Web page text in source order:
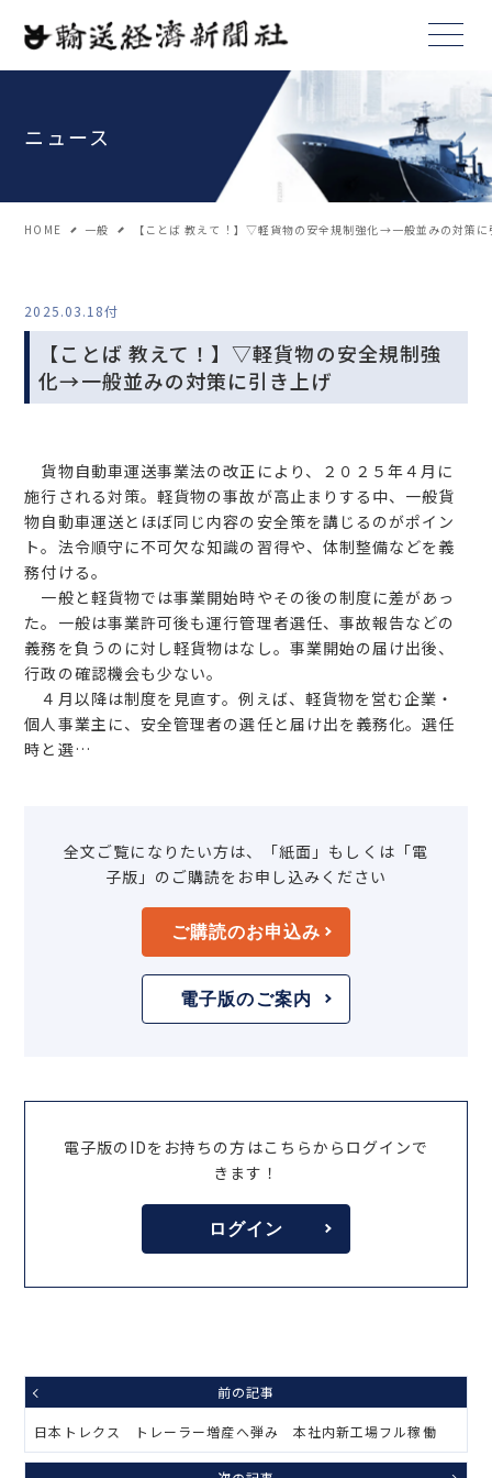
ニュース
HOME 一般 【ことば 教えて！】▽軽貨物の安全規制強化→一般並みの対策
2025.03.18付
【ことば 教えて！】▽軽貨物の安全規制強
化→一般並みの対策に引き上げ
貨物自動車運送事業法の改正により、２０２５年４月に
施行される対策。軽貨物の事故が高止まりする中、一般貨
物自動車運送とほぼ同じ内容の安全策を講じるのがポイン
ト。法令順守に不可欠な知識の習得や、体制整備などを義
務付ける。
一般と軽貨物では事業開始時やその後の制度に差があっ
た。一般は事業許可後も運行管理者選任、事故報告などの
義務を負うのに対し軽貨物はなし。事業開始の届け出後、
行政の確認機会も少ない。
４月以降は制度を見直す。例えば、軽貨物を営む企業・
個人事業主に、安全管理者の選任と届け出を義務化。選任
時と選…
全文ご覧になりたい方は、「紙面」もしくは「電
子版」のご購読をお申し込みください
ご購読のお申込み
電子版のご案内
電子版のIDをお持ちの方はこちらからログインで
きます！
ログイン
前の記事
日本トレクス トレーラー増産へ弾み 本社内新工場フル稼働